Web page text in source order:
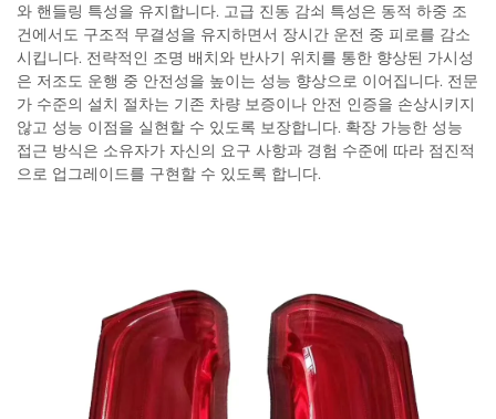
와 핸들링 특성을 유지합니다. 고급 진동 감쇠 특성은 동적 하중 조
건에서도 구조적 무결성을 유지하면서 장시간 운전 중 피로를 감소
시킵니다. 전략적인 조명 배치와 반사기 위치를 통한 향상된 가시성
은 저조도 운행 중 안전성을 높이는 성능 향상으로 이어집니다. 전문
가 수준의 설치 절차는 기존 차량 보증이나 안전 인증을 손상시키지
않고 성능 이점을 실현할 수 있도록 보장합니다. 확장 가능한 성능
접근 방식은 소유자가 자신의 요구 사항과 경험 수준에 따라 점진적
으로 업그레이드를 구현할 수 있도록 합니다.